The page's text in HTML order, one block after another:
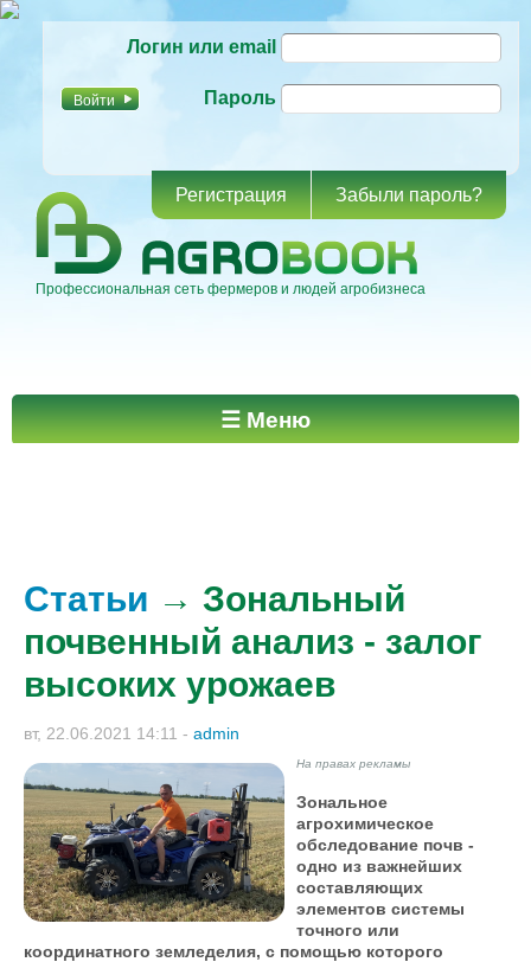
основному
Логин или email
Пароль
Регистрация Забыли пароль?
Профессиональная сеть фермеров и людей агробизнеса
Главное меню ☰ Меню
Статьи → Зональный
почвенный анализ - залог
высоких урожаев
вт, 22.06.2021 14:11 - admin
На правах рекламы
Зональное
агрохимическое
обследование почв -
одно из важнейших
составляющих
элементов системы
точного или
координатного земледелия, с помощью которого